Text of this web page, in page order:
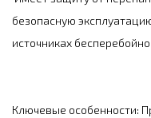
безопасную
источниках
Ключевые особенности: